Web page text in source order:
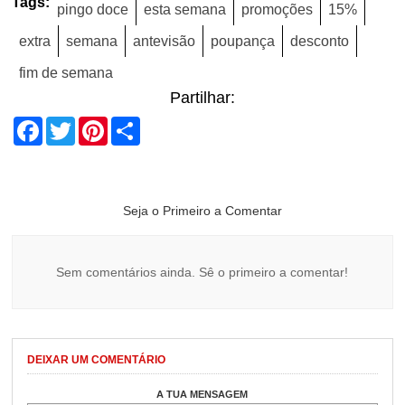
pingo doce esta semana promoções 15%
extra semana antevisão poupança desconto
fim de semana
Partilhar:
Facebook
TwitterPinterest
Seja o Primeiro a Comentar
Sem comentários ainda. Sê o primeiro a comentar!
DEIXAR UM COMENTÁRIO
A TUA MENSAGEM